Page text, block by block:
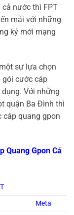
cả nước thì FPT
mãi với những
ký mới mạng
sự lựa chọn
gói cước cáp
Với những
quận Ba Đình thì
cáp quang gpon
Quang Gpon Cá
Meta